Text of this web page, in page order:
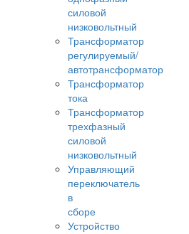
силовой
низковольтный
Трансформатор
регулируемый/
автотрансформатор
Трансформатор
тока
Трансформатор
трехфазный
силовой
низковольтный
Управляющий
переключатель
в
сборе
Устройство